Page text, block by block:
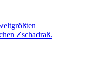
Zschadraß.